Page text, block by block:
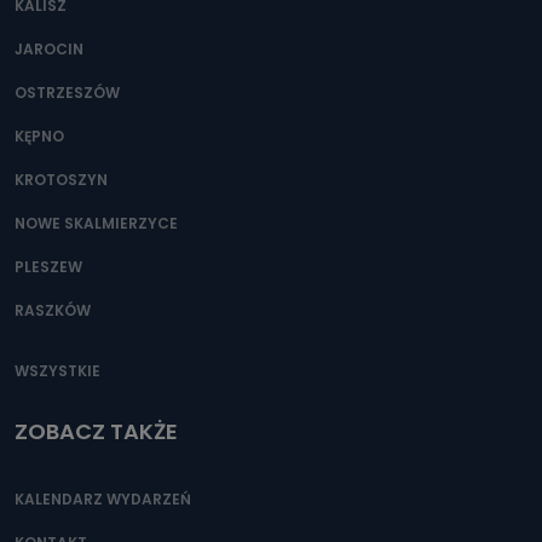
Można to zrobić pod numerem telefonu 62 735-51-05 lub
KALISZ
JAROCIN
OSTRZESZÓW
KĘPNO
KROTOSZYN
NOWE SKALMIERZYCE
PLESZEW
RASZKÓW
WSZYSTKIE
ZOBACZ TAKŻE
KALENDARZ WYDARZEŃ